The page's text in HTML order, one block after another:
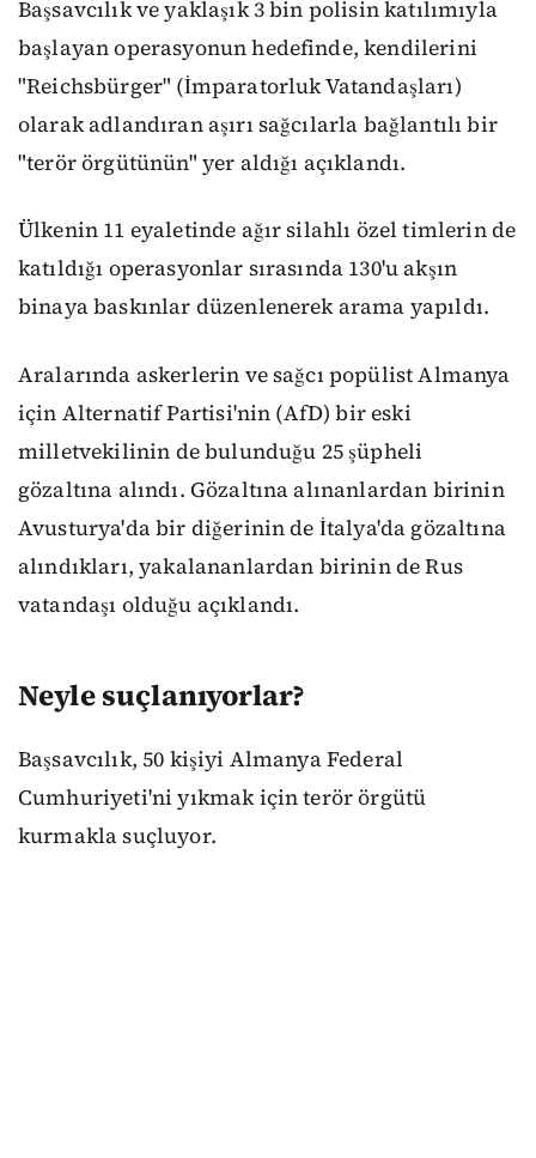
Başsavcılık ve yaklaşık 3 bin polisin katılımıyla
başlayan operasyonun hedefinde, kendilerini
"Reichsbürger" (İmparatorluk Vatandaşları)
olarak adlandıran aşırı sağcılarla bağlantılı bir
"terör örgütünün" yer aldığı açıklandı.
Ülkenin 11 eyaletinde ağır silahlı özel timlerin de
katıldığı operasyonlar sırasında 130'u akşın
binaya baskınlar düzenlenerek arama yapıldı.
Aralarında askerlerin ve sağcı popülist Almanya
için Alternatif Partisi'nin (AfD) bir eski
milletvekilinin de bulunduğu 25 şüpheli
gözaltına alındı. Gözaltına alınanlardan birinin
Avusturya'da bir diğerinin de İtalya'da gözaltına
alındıkları, yakalananlardan birinin de Rus
vatandaşı olduğu açıklandı.
Neyle suçlanıyorlar?
Başsavcılık, 50 kişiyi Almanya Federal
Cumhuriyeti'ni yıkmak için terör örgütü
kurmakla suçluyor.